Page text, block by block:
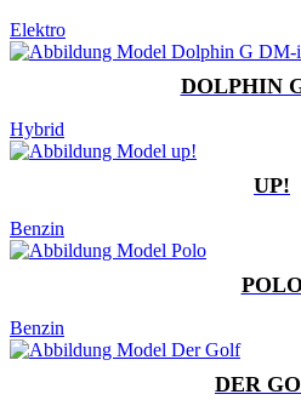
Elektro
DOLPHIN
Hybrid
UP!
Benzin
POLO
Benzin
DER